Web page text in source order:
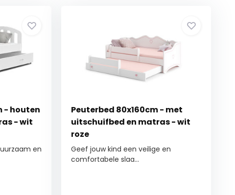
- houten
- wit
en
Peuterbed 80x160cm - met
uitschuifbed en matras - wit
roze
Geef jouw kind een veilige en
comfortabele slaa...